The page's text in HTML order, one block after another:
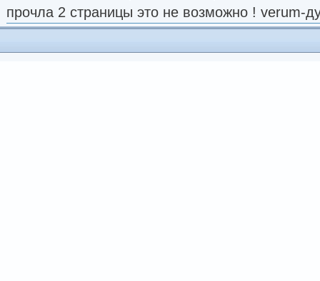
прочла 2 страницы это не возможно ! verum-